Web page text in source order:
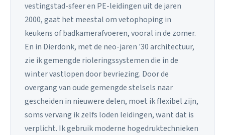
vestingstad-sfeer en PE-leidingen uit de jaren
2000, gaat het meestal om vetophoping in
keukens of badkamerafvoeren, vooral in de zomer.
En in Dierdonk, met de neo-jaren '30 architectuur,
zie ik gemengde rioleringssystemen die in de
winter vastlopen door bevriezing. Door de
overgang van oude gemengde stelsels naar
gescheiden in nieuwere delen, moet ik flexibel zijn,
soms vervang ik zelfs loden leidingen, want dat is
verplicht. Ik gebruik moderne hogedruktechnieken